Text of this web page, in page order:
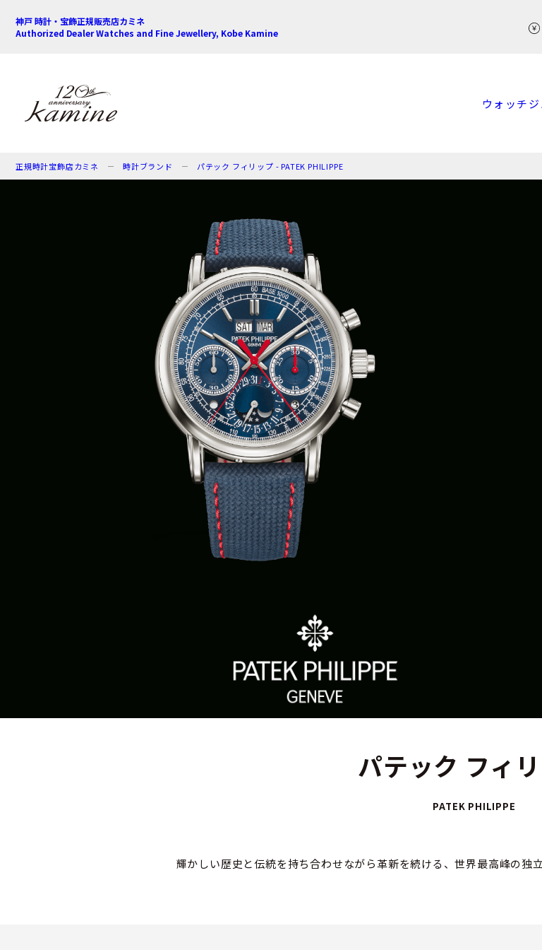
神戸 時計・宝飾正規販売店カミネ
Authorized Dealer Watches and Fine Jewellery, Kobe Kamine
ウォッチ
正規時計宝飾店カミネ 時計ブランド パテック フィリップ - PATEK PHILIPPE
パテック フィ
PATEK PHILIPPE
輝かしい歴史と伝統を持ち合わせながら革新を続ける、世界最高峰の独